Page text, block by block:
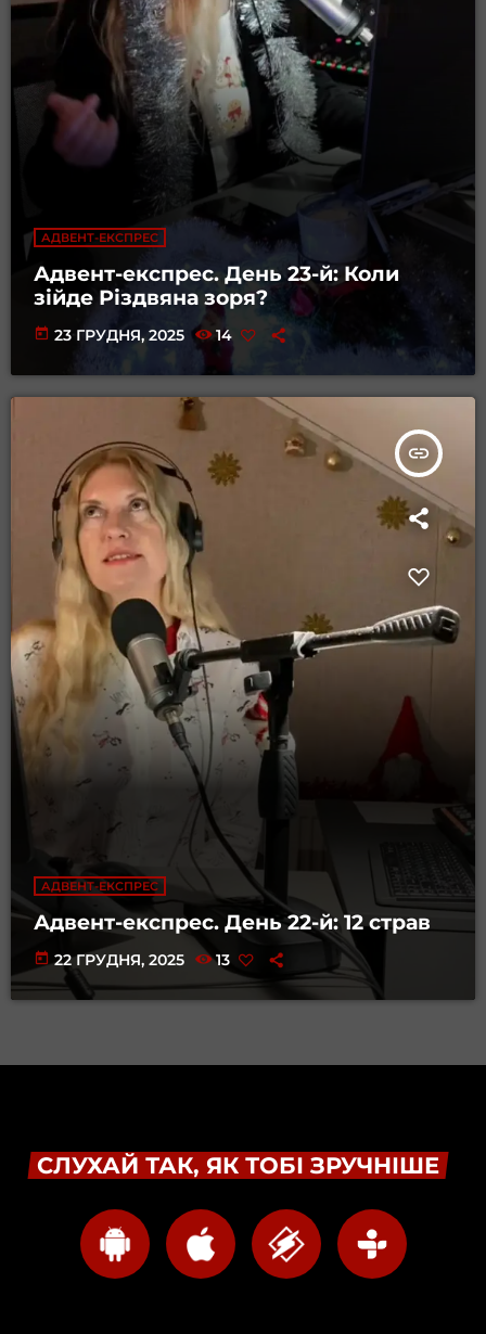
АДВЕНТ-ЕКСПРЕС
Адвент-експрес. День 23-й: Коли
зійде Різдвяна зоря?
today 23 ГРУДНЯ, 2025 14
insert_link
АДВЕНТ-ЕКСПРЕС
Адвент-експрес. День 22-й: 12 страв
today 22 ГРУДНЯ, 2025 13
СЛУХАЙ ТАК, ЯК ТОБІ ЗРУЧНІШЕ